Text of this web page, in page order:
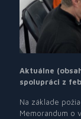
Aktuálne
spolupráci z
Na základe
Memorandum o